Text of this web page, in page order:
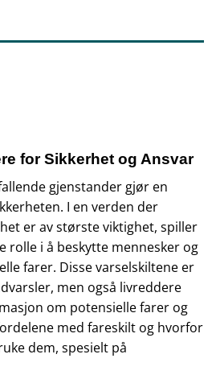
for Sikkerhet og Ansvar
gjenstander gjør en
I en verden der
er av største viktighet, spiller
rolle i å beskytte mennesker og
farer. Disse varselskiltene er
men også livreddere
om potensielle farer og
med fareskilt og hvorfor
dem, spesielt på